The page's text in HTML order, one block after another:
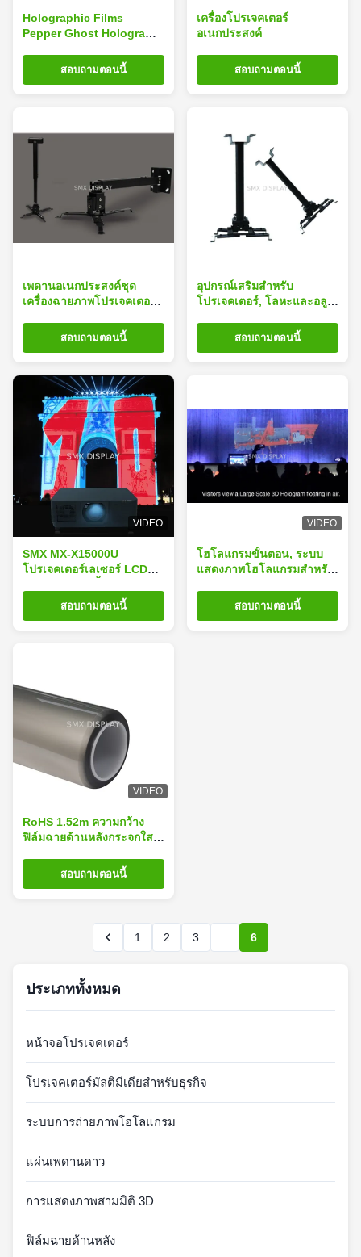
Holographic Films
Pepper Ghost Hologram
สอบถามตอนนี้
เครื่องโปรเจคเตอร์
อเนกประสงค์
สอบถามตอนนี้
เพดานอเนกประสงค์ชุด
เครื่องฉายภาพโปรเจคเตอร์
สอบถามตอนนี้
อุปกรณ์เสริมสำหรับ
โปรเจคเตอร์, โลหะและอลูมิ
เพดานสำหรับโปรเจคเตอร์
สอบถามตอนนี้
VIDEO
SMX MX-X15000U
โปรเจคเตอร์เลเซอร์ LCD
สอบถามตอนนี้
VIDEO
โฮโลแกรมขั้นตอน, ระบบ
แสดงภาพโฮโลแกรมสำหรับ
กว้าง 10 เมตรสอบถามตอนนี้
VIDEO
RoHS 1.52m ความกว้าง
ฟิล์มฉายด้านหลังกระจกใส
สอบถามตอนนี้
1 2 3 ... 6
ประเภททั้งหมด
หน้าจอโปรเจคเตอร์
โปรเจคเตอร์มัลติมีเดียสำหรับธุรกิจ
ระบบการถ่ายภาพโฮโลแกรม
แผ่นเพดานดาว
การแสดงภาพสามมิติ 3D
ฟิล์มฉายด้านหลัง